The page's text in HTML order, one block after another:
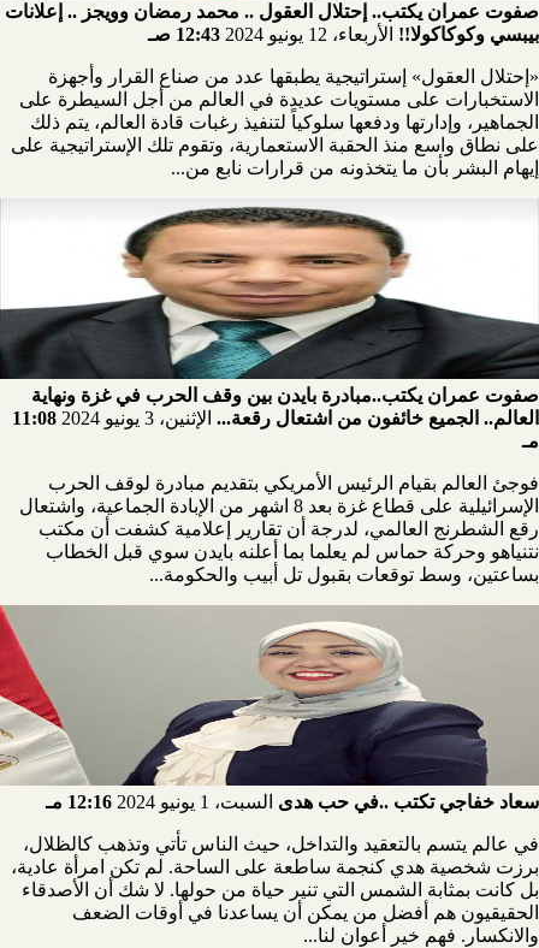
صفوت عمران يكتب.. إحتلال العقول .. محمد رمضان وويجز .. إعلانات
بيبسي وكوكاكولا!! الأربعاء، 12 يونيو 2024 12:43 صـ
«إحتلال العقول» إستراتيجية يطبقها عدد من صناع القرار وأجهزة
الاستخبارات على مستويات عديدة في العالم من أجل السيطرة على
الجماهير، وإدارتها ودفعها سلوكياً لتنفيذ رغبات قادة العالم، يتم ذلك
على نطاق واسع منذ الحقبة الاستعمارية، وتقوم تلك الإستراتيجية على
إيهام البشر بأن ما يتخذونه من قرارات نابع من...
صفوت عمران يكتب..مبادرة بايدن بين وقف الحرب في غزة ونهاية
العالم.. الجميع خائفون من اشتعال رقعة... الإثنين، 3 يونيو 2024
11:08
مـ
فوجئ العالم بقيام الرئيس الأمريكي بتقديم مبادرة لوقف الحرب
الإسرائيلية على قطاع غزة بعد 8 اشهر من الإبادة الجماعية، واشتعال
رقع الشطرنج العالمي، لدرجة أن تقارير إعلامية كشفت أن مكتب
نتنياهو وحركة حماس لم يعلما بما أعلنه بايدن سوي قبل الخطاب
بساعتين، وسط توقعات بقبول تل أبيب والحكومة...
سعاد خفاجي تكتب ..في حب هدى السبت، 1 يونيو 2024 12:16 مـ
في عالم يتسم بالتعقيد والتداخل، حيث الناس تأتي وتذهب كالظلال،
برزت شخصية هدي كنجمة ساطعة على الساحة. لم تكن امرأة عادية،
بل كانت بمثابة الشمس التي تنير حياة من حولها. لا شك أن الأصدقاء
الحقيقيون هم أفضل من يمكن أن يساعدنا في أوقات الضعف
والانكسار. فهم خير أعوان لنا...